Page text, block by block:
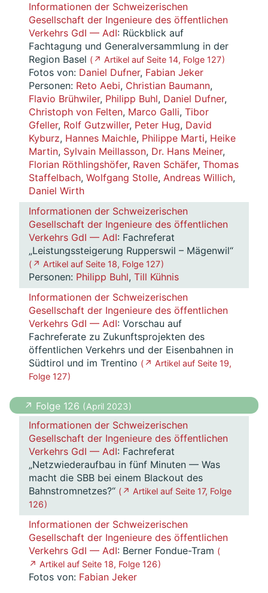
Informationen der Schweizerischen
Gesellschaft der Ingenieure des öffentlichen
Verkehrs GdI — AdI: Rückblick auf
Fachtagung und Generalversammlung in der
Region Basel ( ↗ Artikel auf Seite 14, Folge 127 )
Fotos von: Daniel Dufner, Fabian Jeker
Personen: Reto Aebi, Christian Baumann,
Flavio Brühwiler, Philipp Buhl, Daniel Dufner,
Christoph von Felten, Marco Galli, Tibor
Gfeller, Rolf Gutzwiller, Peter Hug, David
Kyburz, Hannes Maichle, Philippe Marti, Heike
Martin, Sylvain Meillasson, Dr. Hans Meiner,
Florian Röthlingshöfer, Raven Schäfer, Thomas
Staffelbach, Wolfgang Stolle, Andreas Willich,
Daniel Wirth
Informationen der Schweizerischen
Gesellschaft der Ingenieure des öffentlichen
Verkehrs GdI — AdI: Fachreferat
„Leistungssteigerung Rupperswil – Mägenwil“
( ↗ Artikel auf Seite 18, Folge 127 )
Personen: Philipp Buhl, Till Kühnis
Informationen der Schweizerischen
Gesellschaft der Ingenieure des öffentlichen
Verkehrs GdI — AdI: Vorschau auf
Fachreferate zu Zukunftsprojekten des
öffentlichen Verkehrs und der Eisenbahnen in
Südtirol und im Trentino ( ↗ Artikel auf Seite 19,
Folge 127 )
↗ Folge 126 ( April 2023 )
Informationen der Schweizerischen
Gesellschaft der Ingenieure des öffentlichen
Verkehrs GdI — AdI: Fachreferat
„Netzwiederaufbau in fünf Minuten — Was
macht die SBB bei einem Blackout des
Bahnstromnetzes?“ ( ↗ Artikel auf Seite 17, Folge
126 )
Informationen der Schweizerischen
Gesellschaft der Ingenieure des öffentlichen
Verkehrs GdI — AdI: Berner Fondue-Tram (
↗ Artikel auf Seite 18, Folge 126 )
Fotos von: Fabian Jeker